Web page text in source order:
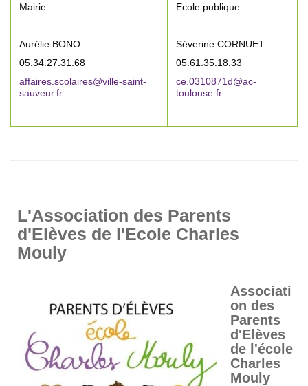
Mairie :
Aurélie BONO
05.34.27.31.68
affaires.scolaires@ville-saint-
sauveur.fr
Ecole publique :
Séverine CORNUET
05.61.35.18.33
ce.0310871d@ac-
toulouse.fr
L'Association des Parents
d'Elèves de l'Ecole Charles
Mouly
Associati
on des
Parents
d'Elèves
de l'école
Charles
Mouly